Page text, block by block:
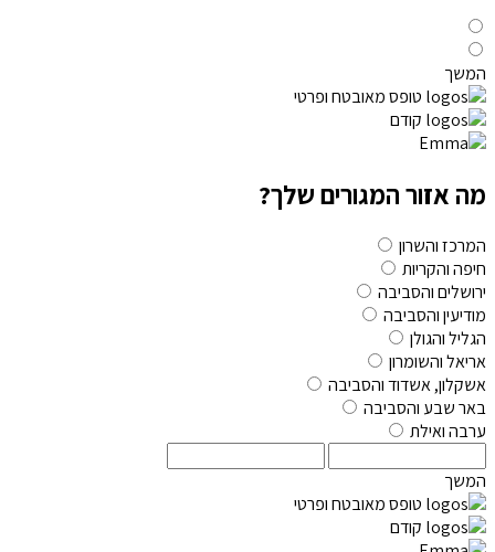
המשך
טופס מאובטח ופרטי
קודם
מה אזור המגורים שלך?
המרכז והשרון
חיפה והקריות
ירושלים והסביבה
מודיעין והסביבה
הגליל והגולן
אריאל והשומרון
אשקלון, אשדוד והסביבה
באר שבע והסביבה
ערבה ואילת
המשך
טופס מאובטח ופרטי
קודם